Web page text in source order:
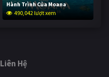
Hành Trình Của Moana
490,042 lượt xem
Liên Hệ